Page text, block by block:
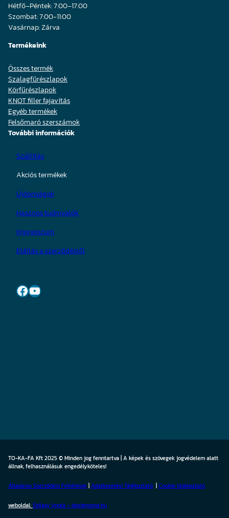
Hétfő–Péntek: 7:00–17:00
Szombat: 7:00-11:00
Vasárnap: Zárva
Termékeink
Összes termék
Szalagfűrészlapok
Körfűrészlapok
KNOT filler fajavítás
Egyéb termékek
Felsőmaró szerszámok
További információk
Szállítás
Akciós termékek
Újdonságok
Hasznos tudnivalók
Impresszum
Elállás a szerződéstől
Facebook YouTube
TO-KA-FA Kft 2025 © Minden jog fenntartva | A képek és szövegek jogvédelem alatt
állnak, felhasználásuk engedélyköteles!
Általános Szerződési Feltételek Adatkezelési Tájékoztató Cookietájékoztató
weboldal:Szilasy Imola – designzone.hu